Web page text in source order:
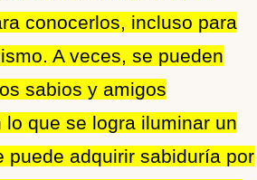
conocerlos, incluso para
A veces, se pueden
sabios y amigos
lo que se logra iluminar un
puede adquirir sabiduría por